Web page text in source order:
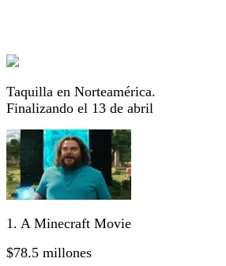
Taquilla en Norteamérica.
Finalizando el 13 de abril
1. A Minecraft Movie
$78.5 millones